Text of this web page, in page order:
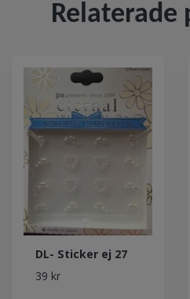
Relaterade
DL- Sticker ej 27
39 kr